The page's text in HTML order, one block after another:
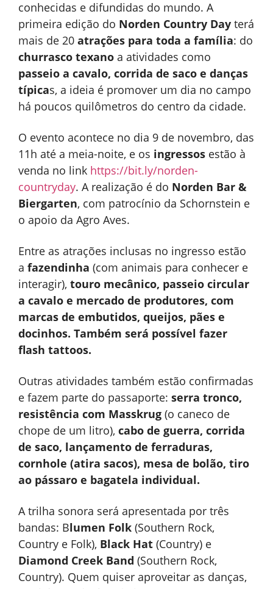
conhecidas e difundidas do mundo. A
primeira edição do Norden Country Day terá
mais de 20 atrações para toda a família: do
churrasco texano a atividades como
passeio a cavalo, corrida de saco e danças
típicas, a ideia é promover um dia no campo
há poucos quilômetros do centro da cidade.
O evento acontece no dia 9 de novembro, das
11h até a meia-noite, e os ingressos estão à
venda no link https://bit.ly/norden-
countryday. A realização é do Norden Bar &
Biergarten, com patrocínio da Schornstein e
o apoio da Agro Aves.
Entre as atrações inclusas no ingresso estão
a fazendinha (com animais para conhecer e
interagir), touro mecânico, passeio circular
a cavalo e mercado de produtores, com
marcas de embutidos, queijos, pães e
docinhos. Também será possível fazer
flash tattoos.
Outras atividades também estão confirmadas
e fazem parte do passaporte: serra tronco,
resistência com Masskrug (o caneco de
chope de um litro), cabo de guerra, corrida
de saco, lançamento de ferraduras,
cornhole (atira sacos), mesa de bolão, tiro
ao pássaro e bagatela individual.
A trilha sonora será apresentada por três
bandas: Blumen Folk (Southern Rock,
Country e Folk), Black Hat (Country) e
Diamond Creek Band (Southern Rock,
Country). Quem quiser aproveitar as danças,